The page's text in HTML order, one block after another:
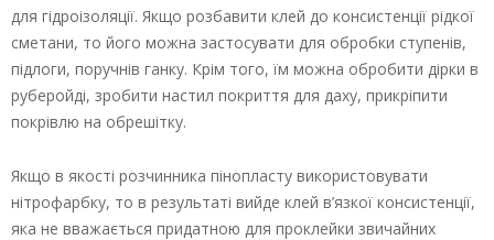
для гідроізоляції. Якщо розбавити клей до консистенції рідкої
сметани, то його можна застосувати для обробки ступенів,
підлоги, поручнів ганку. Крім того, їм можна обробити дірки в
руберойді, зробити настил покриття для даху, прикріпити
покрівлю на обрешітку.
Якщо в якості розчинника пінопласту використовувати
нітрофарбку, то в результаті вийде клей в’язкої консистенції,
яка не вважається придатною для проклейки звичайних